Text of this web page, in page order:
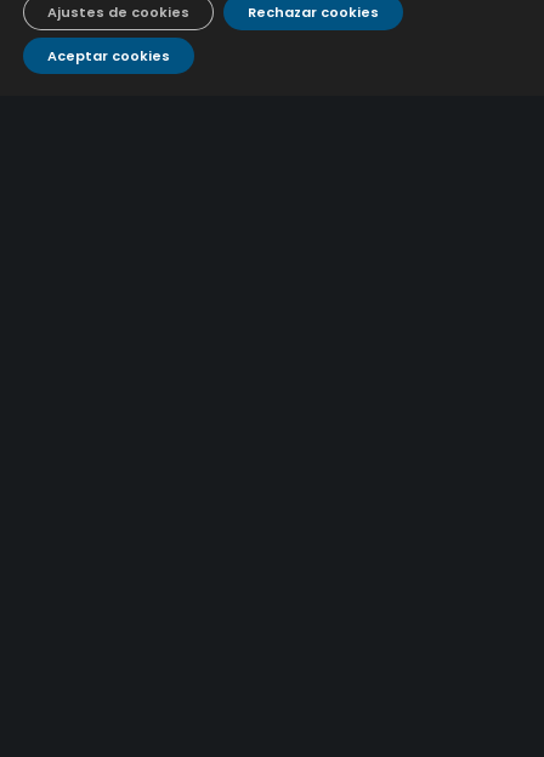
Sem 2026
9 julio, 2026
Aceptar cookies
Rechazar cookies
Ajustes de cookies